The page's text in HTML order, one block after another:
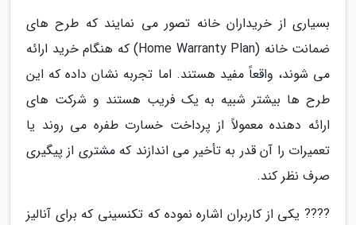
بسیاری از خریداران خانه تصور می نمایند که طرح های
ضمانت خانه (Home Warranty Plan) که هنگام خرید ارائه
می شوند، واقعاً مفید هستند. اما تجربه نشان داده که این
طرح ها بیشتر شبیه به یک فریب هستند و شرکت های
ارائه دهنده معمولاً از پرداخت خسارت طفره می روند یا
تعمیرات را آن قدر به تأخیر می اندازند که مشتری از پیگیری
صرف نظر کند.
???? یکی از کاربران اشاره نموده که تکنسینی که برای آنالیز